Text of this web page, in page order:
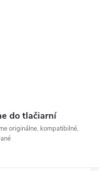
do tlačiarní
originálne, kompatibilné,